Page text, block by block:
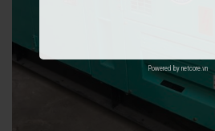
Powered by netcore.vn